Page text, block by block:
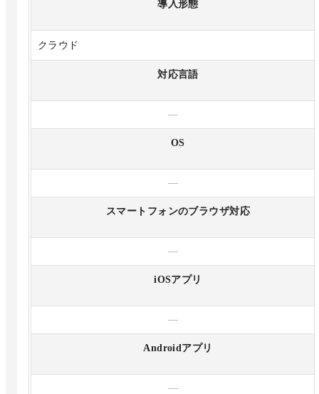
導入形態
クラウド
対応言語
—
OS
—
スマートフォンのブラウザ対応
—
iOSアプリ
—
Androidアプリ
—